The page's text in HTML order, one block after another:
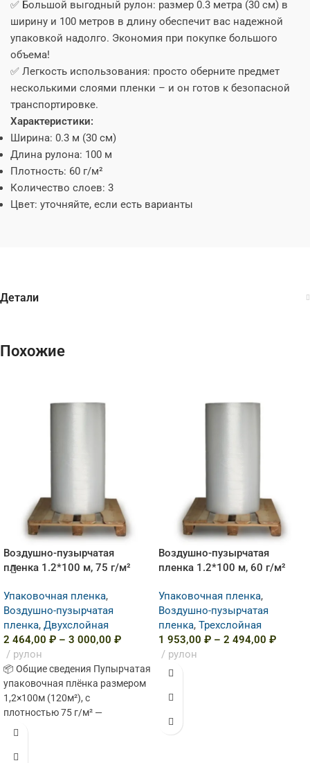
✅ Большой выгодный рулон: размер 0.3 метра (30 см) в
ширину и 100 метров в длину обеспечит вас надежной
упаковкой надолго. Экономия при покупке большого
объема!
✅ Легкость использования: просто оберните предмет
несколькими слоями пленки – и он готов к безопасной
транспортировке.
Характеристики:
Ширина: 0.3 м (30 см)
Длина рулона: 100 м
Плотность: 60 г/м²
Количество слоев: 3
Цвет: уточняйте, если есть варианты
Детали
Похожие
Воздушно-пузырчатая
пленка 1.2*100 м, 75 г/м²
Упаковочная пленка,
Воздушно-пузырчатая
пленка, Двухслойная
2 464,00 ₽ – 3 000,00 ₽
рулон
📦 Общие сведения Пупырчатая
упаковочная плёнка размером
1,2×100м (120м²), с
плотностью 75 г/м² —
универсальное решение для
защиты товаров
Воздушно-пузырчатая
пленка 1.2*100 м, 60 г/м²
Упаковочная пленка,
Воздушно-пузырчатая
пленка, Трехслойная
1 953,00 ₽ – 2 494,00 ₽
рулон